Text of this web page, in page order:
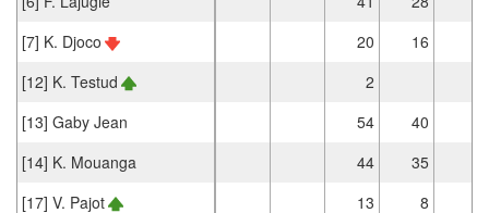
[7] K. Djoco
20
16
[12] K. Testud
2
[13] Gaby Jean
54
40
[14] K. Mouanga
44
35
[17] V. Pajot
13
8